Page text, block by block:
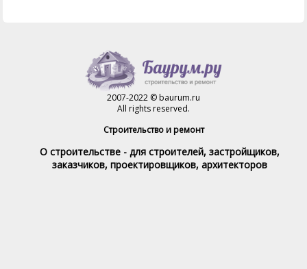
2007-2022 © baurum.ru
All rights reserved.
Строительство и ремонт
О строительстве - для строителей, застройщиков,
заказчиков, проектировщиков, архитекторов